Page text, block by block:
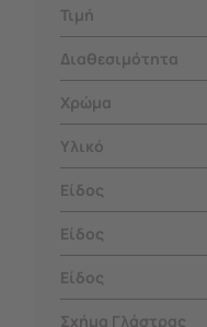
Τιμή
Διαθεσιμότητα
Χρώμα
Υλικό
Είδος
Είδος
Είδος
Σχήμα Γλάστρας